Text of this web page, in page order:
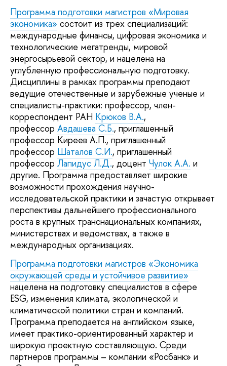
Программа подготовки магистров «Мировая
экономика» состоит из трех специализаций:
международные финансы, цифровая экономика и
технологические мегатренды, мировой
энергосырьевой сектор, и нацелена на
углубленную профессиональную подготовку.
Дисциплины в рамках программы преподают
ведущие отечественные и зарубежные ученые и
специалисты-практики: профессор, член-
корреспондент РАН Крюков В.А.,
профессор Авдашева С.Б., приглашенный
профессор Киреев А.П., приглашенный
профессор Шаталов С.И., приглашенный
профессор Лапидус Л.Д., доцент Чулок А.А. и
другие. Программа предоставляет широкие
возможности прохождения научно-
исследовательской практики и зачастую открывает
перспективы дальнейшего профессионального
роста в крупных транснациональных компаниях,
министерствах и ведомствах, а также в
международных организациях.
Программа подготовки магистров «Экономика
окружающей среды и устойчивое развитие»
нацелена на подготовку специалистов в сфере
ESG, изменения климата, экологической и
климатической политики стран и компаний.
Программа преподается на английском языке,
имеет практико-ориентированный характер и
широкую проектную составляющую. Среди
партнеров программы – компании «Росбанк» и